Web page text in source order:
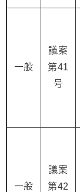
一般
議案
第41
号
一般
議案
第42